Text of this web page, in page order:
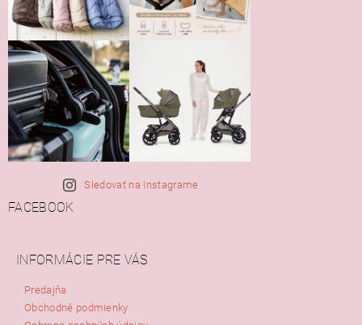
Sledovať na Instagrame
FACEBOOK
INFORMÁCIE PRE VÁS
Predajňa
Obchodné podmienky